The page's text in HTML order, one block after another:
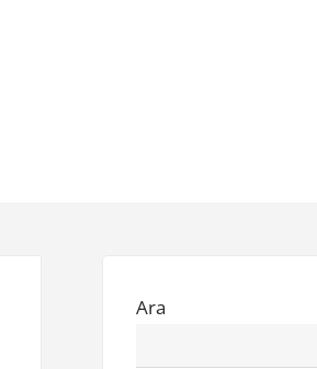
Ara